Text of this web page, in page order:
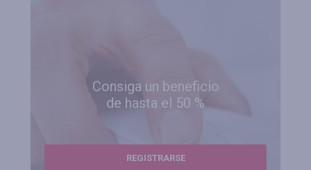
Consiga un beneficio
de hasta el 50 %
REGISTRARSE